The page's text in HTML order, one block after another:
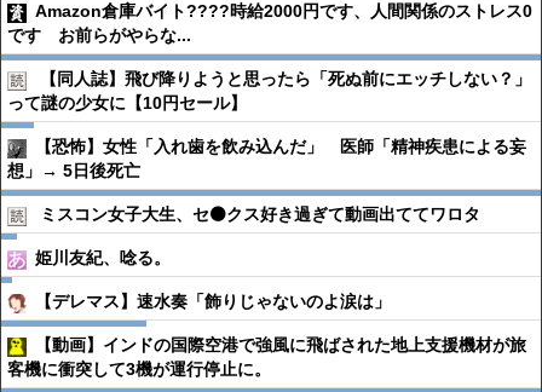
Amazon倉庫バイト????時給2000円です、人間関係のストレス0
です お前らがやらな...
【同人誌】飛び降りようと思ったら「死ぬ前にエッチしない？」
って謎の少女に【10円セール】
【恐怖】女性「入れ歯を飲み込んだ」 医師「精神疾患による妄
想」→ 5日後死亡
ミスコン女子大生、セ⚫️クス好き過ぎて動画出ててワロタ
姫川友紀、唸る。
【デレマス】速水奏「飾りじゃないのよ涙は」
【動画】インドの国際空港で強風に飛ばされた地上支援機材が旅
客機に衝突して3機が運行停止に。